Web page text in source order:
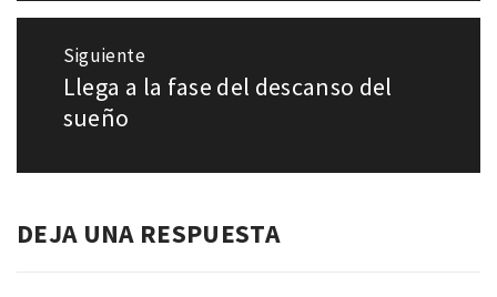
Siguiente
Entrada
siguiente:
Llega a la fase del descanso del
sueño
DEJA UNA RESPUESTA